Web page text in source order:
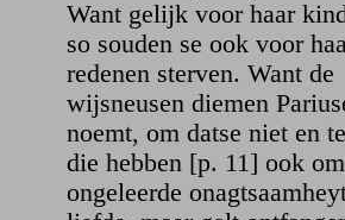
Want gelijk voor haar
so souden se ook voor
redenen sterven. Want de
wijsneusen diemen
noemt, om datse niet en
die hebben [p. 11] ook
ongeleerde